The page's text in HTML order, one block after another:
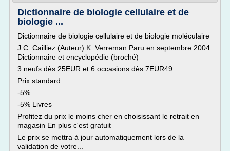
Dictionnaire de biologie cellulaire et de
biologie ...
Dictionnaire de biologie cellulaire et de biologie moléculaire
J.C. Cailliez (Auteur) K. Verreman Paru en septembre 2004
Dictionnaire et encyclopédie (broché)
3 neufs dès 25EUR et 6 occasions dès 7EUR49
Prix standard
-5%
-5% Livres
Profitez du prix le moins cher en choisissant le retrait en
magasin En plus c'est gratuit
Le prix se mettra à jour automatiquement lors de la
validation de votre...